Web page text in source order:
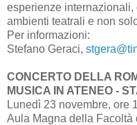
esperienze internazionali,
ambienti teatrali e non
Per informazioni:
Stefano Geraci,
CONCERTO DELLA
MUSICA IN ATENEO -
Lunedì 23 novembre, ore
Aula Magna della Facoltà